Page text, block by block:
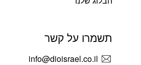
תשמרו על קשר
info@dioisrael.co.il